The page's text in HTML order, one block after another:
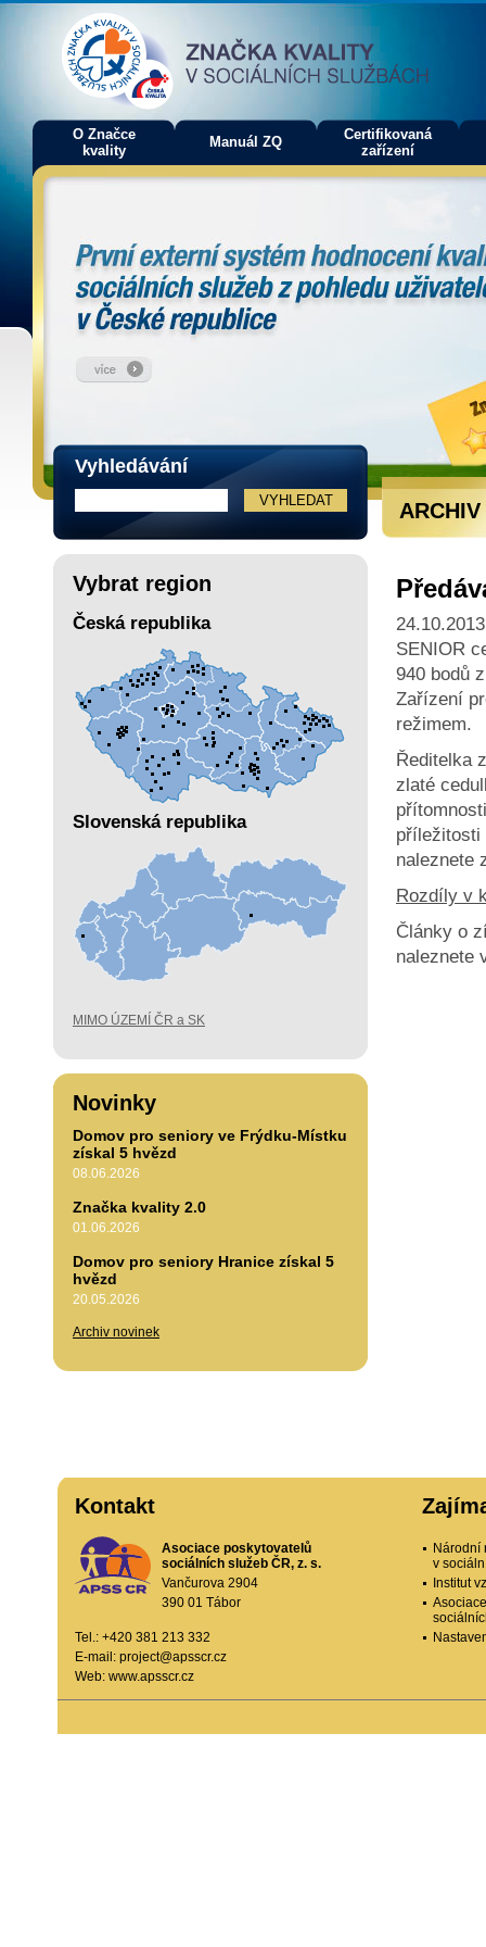
O Značce
kvality
Manuál ZQ
Certifikovaná
zařízení
Vyhledávání
Vybrat region
Česká republika
Slovenská republika
MIMO ÚZEMÍ ČR a SK
Novinky
Domov pro seniory ve Frýdku-Místku
získal 5 hvězd
08.06.2026
Značka kvality 2.0
01.06.2026
Domov pro seniory Hranice získal 5
hvězd
20.05.2026
Archiv novinek
24.10.2013
SENIOR
940 bodů
Zařízení
režimem.
Ředitelka
zlaté
příležitosti
naleznete
Rozdíly v
Články o
naleznete
Kontakt
Asociace poskytovatelů
sociálních služeb ČR, z. s.
Vančurova 2904
390 01 Tábor
Tel.: +420 381 213 332
E-mail: project@apsscr.cz
Web: www.apsscr.cz
Národní
v
Institut